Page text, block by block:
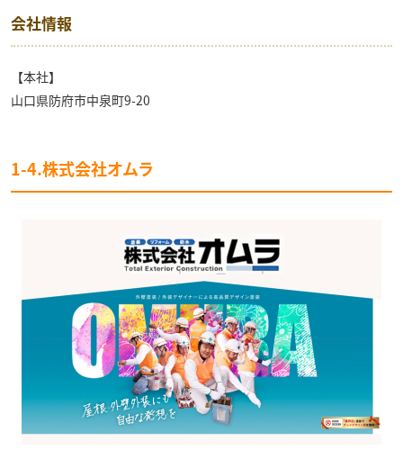
会社情報
【本社】
山口県防府市中泉町9-20
1-4.株式会社オムラ